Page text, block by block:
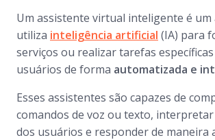
Um assistente virtual inteligente é um
utiliza inteligência artificial (IA) para
serviços ou realizar tarefas
usuários de forma automatizada e
Esses assistentes são capazes de
comandos de voz ou texto,
dos usuários e responder de maneira